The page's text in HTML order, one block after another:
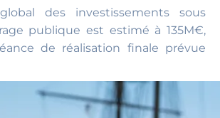
des investissements sous
publique est estimé à 135M€,
de réalisation finale prévue